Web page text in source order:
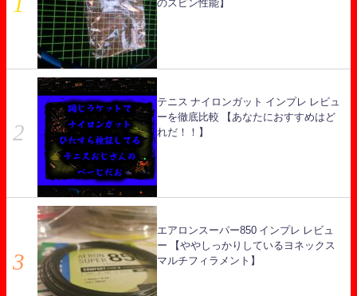
のスピン性能】
テニス ナイロンガット インプレ レビュ
ーを徹底比較 【あなたにおすすめはど
れだ！！】
エアロンスーパー850 インプレ レビュ
ー 【ややしっかりしているヨネックス
マルチフィラメント】